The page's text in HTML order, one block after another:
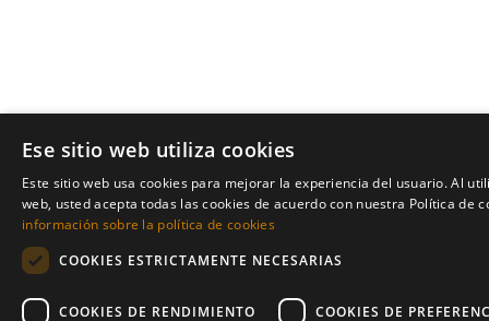
Ese sitio web utiliza cookies
Este sitio web usa cookies para mejorar la experiencia del usuario. Al
web, usted acepta todas las cookies de acuerdo con nuestra Política de
información sobre la política de cookies
COOKIES ESTRICTAMENTE NECESARIAS
COOKIES DE RENDIMIENTO COOKIES DE